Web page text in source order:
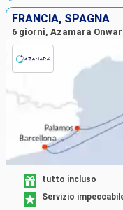
FRANCIA, SPAGNA
6 giorni, Azamara
tutto incluso
Servizio